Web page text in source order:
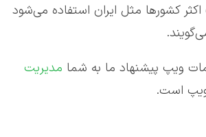
کشورها مثل ایران استفاده می‌شود
ویپ پیشنهاد ما به شما مدیریت
است.